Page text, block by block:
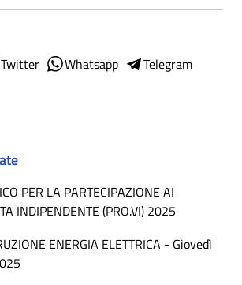
Twitter Whatsapp
Telegram
PER LA PARTECIPAZIONE AI
INDIPENDENTE (PRO.VI) 2025
ENERGIA ELETTRICA - Giovedì